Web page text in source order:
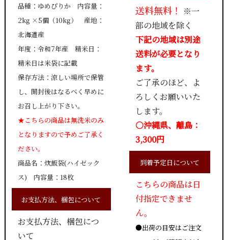
品種：ゆめぴりか 内容量：
2kg ×5個（10kg） 産地：
北海道産
年度：令和7年産 精米日：
精米日は米袋に記載
保存方法：涼しい場所で保管
し、開封後はなるべく早めに
お召し上がり下さい。
★こちらの商品は無洗米のみ
となりますので予めご了承く
ださい。
商品名：炊飯袋(ハイゼック
ス) 内容量：18枚
お支払方法、梱包について
お支払方法、梱包につ
いて
送料無料！
※一
部の地域を除く
下記の地域は別途
送料が必要となり
ます。
ご了承のほど、よ
ろしくお願いいた
します。
○沖縄県、離島：
3,300円
到着予定日について
こちらの商品は日
付指定できませ
ん。
●出荷の目安はご注文